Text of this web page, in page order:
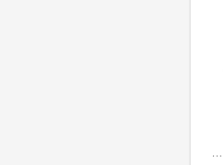
شامپو تقویت کننده روزانه بنوید حاوی روغن آرگان و پرودیو 500